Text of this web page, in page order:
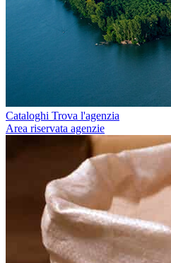
Cataloghi Trova l'agenzia
Area riservata agenzie